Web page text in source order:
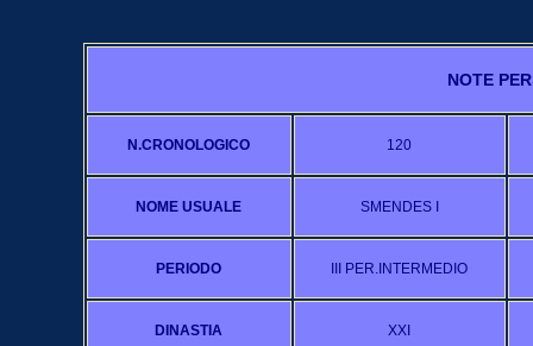
NOTE
N.CRONOLOGICO 120
NOME USUALE SMENDES I
PERIODO III PER.INTERMEDIO
DINASTIA XXI